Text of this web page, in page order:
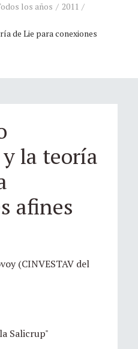
los años
2011
de Lie para conexiones
la teoría
afines
(CINVESTAV del
Salicrup"